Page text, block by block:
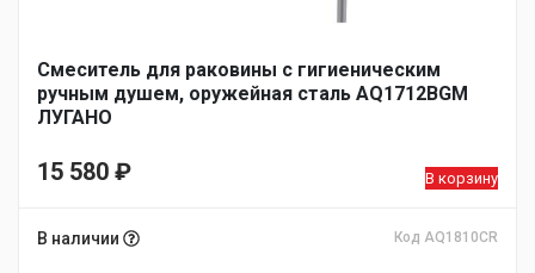
Смеситель для раковины с гигиеническим
ручным душем, оружейная сталь AQ1712BGM
ЛУГАНО
15 580 ₽ В корзину
В наличии Код AQ1810CR